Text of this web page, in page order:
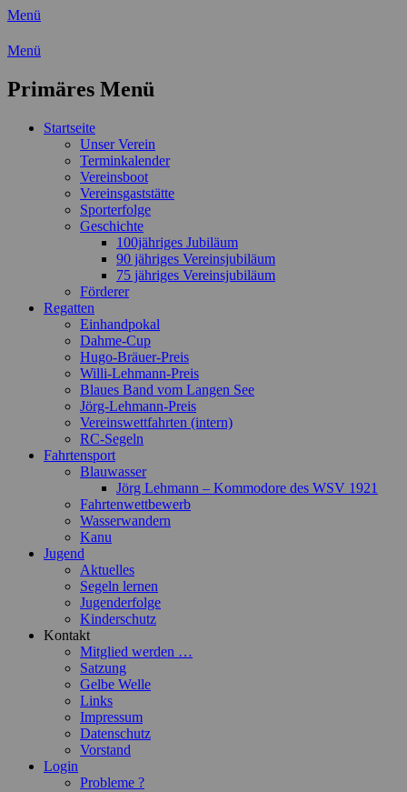
Menü
Wassersport-Verein 1921 e.V.
Freizeit mit der ganzen Familie
Menü
Primäres Menü
Zum
Startseite
Unser Verein
Terminkalender
Vereinsboot
Vereinsgaststätte
Sporterfolge
Geschichte
100jähriges Jubiläum
90 jähriges Vereinsjubiläum
75 jähriges Vereinsjubiläum
Förderer
Regatten
Einhandpokal
Dahme-Cup
Hugo-Bräuer-Preis
Willi-Lehmann-Preis
Blaues Band vom Langen See
Jörg-Lehmann-Preis
Vereinswettfahrten (intern)
RC-Segeln
Fahrtensport
Blauwasser
Jörg Lehmann – Kommodore des WSV 1921
Fahrtenwettbewerb
Wasserwandern
Kanu
Jugend
Aktuelles
Segeln lernen
Jugenderfolge
Kinderschutz
Kontakt
Mitglied werden …
Satzung
Gelbe Welle
Links
Impressum
Datenschutz
Vorstand
Login
Probleme ?